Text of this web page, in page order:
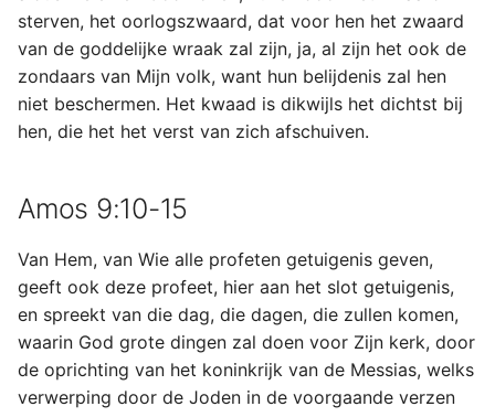
sterven, het oorlogszwaard, dat voor hen het zwaard
van de goddelijke wraak zal zijn, ja, al zijn het ook de
zondaars van Mijn volk, want hun belijdenis zal hen
niet beschermen. Het kwaad is dikwijls het dichtst bij
hen, die het het verst van zich afschuiven.
Amos 9:10-15
Van Hem, van Wie alle profeten getuigenis geven,
geeft ook deze profeet, hier aan het slot getuigenis,
en spreekt van die dag, die dagen, die zullen komen,
waarin God grote dingen zal doen voor Zijn kerk, door
de oprichting van het koninkrijk van de Messias, welks
verwerping door de Joden in de voorgaande verzen